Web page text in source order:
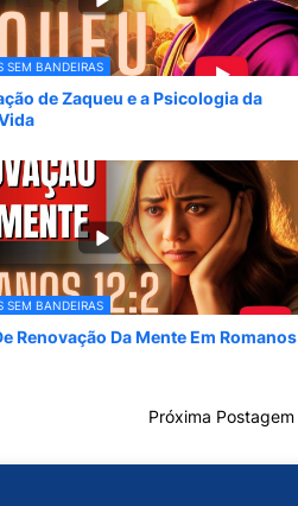
SEM BANDEIRAS
de Zaqueu e a Psicologia da
SEM BANDEIRAS
Renovação Da Mente Em Romanos
Próxima Postagem